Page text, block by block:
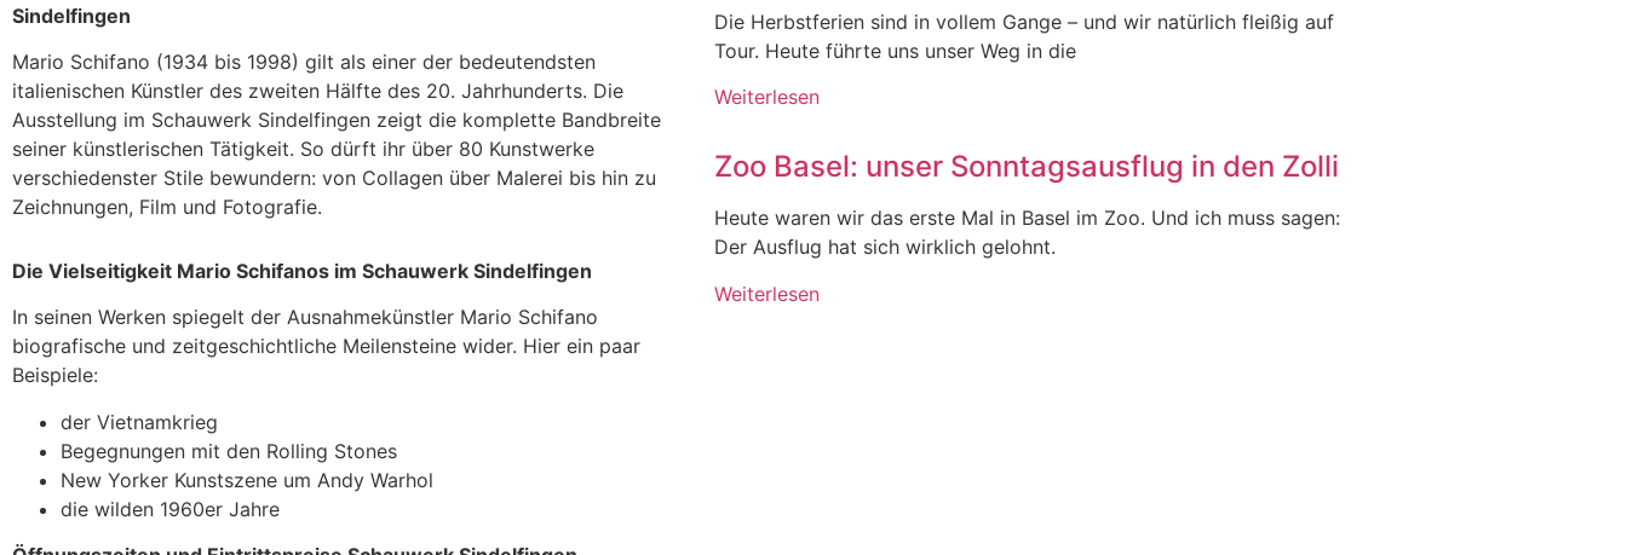
Sindelfingen
Mario Schifano (1934 bis 1998) gilt als einer der bedeutendsten
italienischen Künstler des zweiten Hälfte des 20. Jahrhunderts. Die
Ausstellung im Schauwerk Sindelfingen zeigt die komplette Bandbreite
seiner künstlerischen Tätigkeit. So dürft ihr über 80 Kunstwerke
verschiedenster Stile bewundern: von Collagen über Malerei bis hin zu
Zeichnungen, Film und Fotografie.
Die Vielseitigkeit Mario Schifanos im Schauwerk Sindelfingen
In seinen Werken spiegelt der Ausnahmekünstler Mario Schifano
biografische und zeitgeschichtliche Meilensteine wider. Hier ein paar
Beispiele:
der Vietnamkrieg
Begegnungen mit den Rolling Stones
New Yorker Kunstszene um Andy Warhol
die wilden 1960er Jahre
Die Herbstferien sind in vollem Gange – und wir natürlich fleißig auf
Tour. Heute führte uns unser Weg in die
Weiterlesen
Zoo Basel: unser Sonntagsausflug in den Zolli
Heute waren wir das erste Mal in Basel im Zoo. Und ich muss sagen:
Der Ausflug hat sich wirklich gelohnt.
Weiterlesen